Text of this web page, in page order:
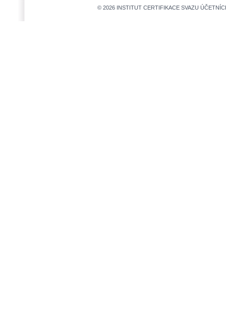
© 2026 INSTITUT CERTIFIKACE SVAZU